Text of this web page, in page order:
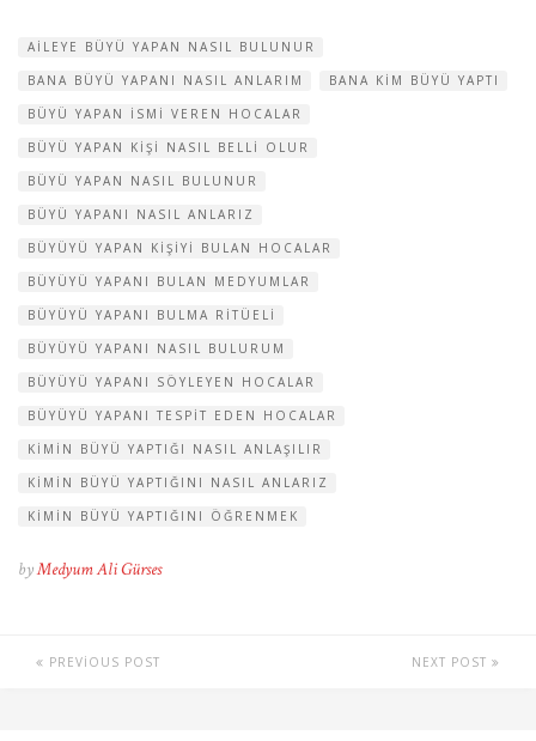
AILEYE BÜYÜ YAPAN NASIL BULUNUR
BANA BÜYÜ YAPANI NASIL ANLARIM
BANA KIM BÜYÜ YAPTI
BÜYÜ YAPAN ISMI VEREN HOCALAR
BÜYÜ YAPAN KIŞI NASIL BELLI OLUR
BÜYÜ YAPAN NASIL BULUNUR
BÜYÜ YAPANI NASIL ANLARIZ
BÜYÜYÜ YAPAN KIŞIYI BULAN HOCALAR
BÜYÜYÜ YAPANI BULAN MEDYUMLAR
BÜYÜYÜ YAPANI BULMA RITÜELI
BÜYÜYÜ YAPANI NASIL BULURUM
BÜYÜYÜ YAPANI SÖYLEYEN HOCALAR
BÜYÜYÜ YAPANI TESPIT EDEN HOCALAR
KIMIN BÜYÜ YAPTIĞI NASIL ANLAŞILIR
KIMIN BÜYÜ YAPTIĞINI NASIL ANLARIZ
KIMIN BÜYÜ YAPTIĞINI ÖĞRENMEK
byMedyum Ali Gürses
PREVIOUS POST NEXT POST